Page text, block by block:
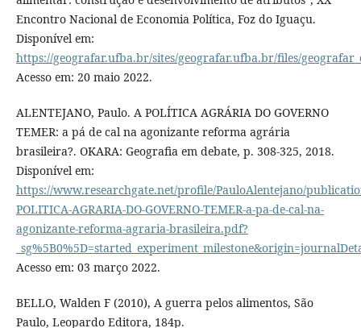
Encontro Nacional de Economia Política, Foz do Iguaçu.
Disponível em:
https://geografar.ufba.br/sites/geografar.ufba.br/files/
Acesso em: 20 maio 2022.
ALENTEJANO, Paulo. A POLÍTICA AGRÁRIA DO GOVERNO
TEMER: a pá de cal na agonizante reforma agrária
brasileira?. OKARA: Geografia em debate, p. 308-325, 2018.
Disponível em:
https://www.researchgate.net/profile/PauloAlentejano/
POLITICA-AGRARIA-DO-GOVERNO-TEMER-a-pa-de-cal-na-
agonizante-reforma-agraria-brasileira.pdf?
Acesso em: 03 março 2022.
BELLO, Walden F (2010), A guerra pelos alimentos, São
Paulo, Leopardo Editora, 184p.